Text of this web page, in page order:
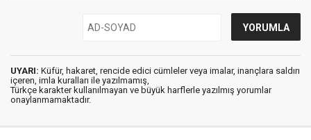
UYARI: Küfür, hakaret, rencide edici cümleler veya imalar, inançlara saldırı
içeren, imla kuralları ile yazılmamış,
Türkçe karakter kullanılmayan ve büyük harflerle yazılmış yorumlar
onaylanmamaktadır.